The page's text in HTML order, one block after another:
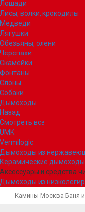
Лошади
Лисы, волки, крокодилы
Медведи
Лягушки
Обезьяны, олени
Черепахи
Скамейки
Фонтаны
Слоны
Собаки
Дымоходы
Назад
Смотреть все
UMK
Vermilogic
Дымоходы из
Керамические дымоходы
Аксессуары и средства
Дымоходы из
Камины Москва Баня